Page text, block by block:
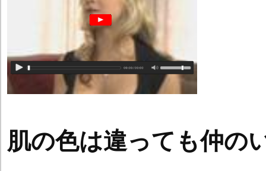
肌の色は違っても仲の